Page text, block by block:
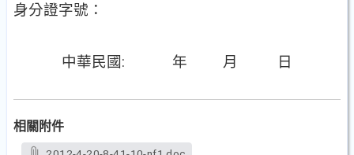
身分證字號：
中華民國: 年 月 日
相關附件